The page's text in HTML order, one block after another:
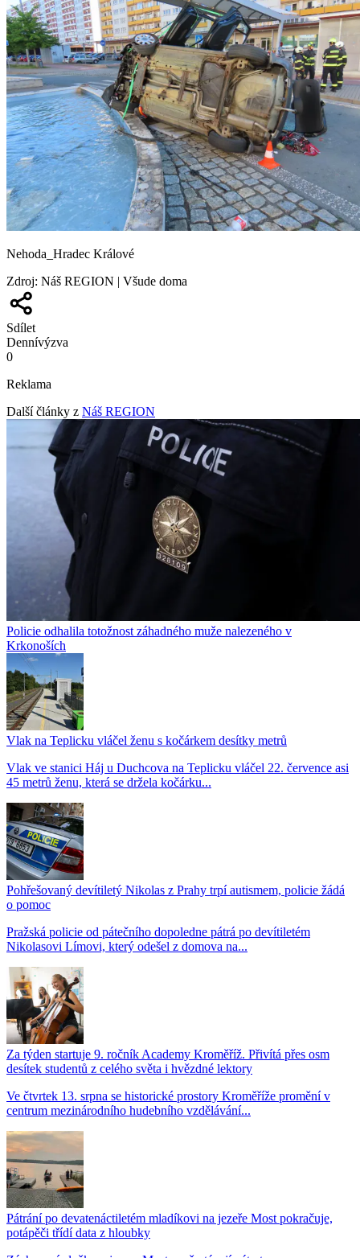
Nehoda_Hradec Králové
Zdroj: Náš REGION | Všude doma
Sdílet
Dennívýzva
0
Reklama
Další články z Náš REGION
Policie odhalila totožnost záhadného muže nalezeného v
Krkonoších
Vlak na Teplicku vláčel ženu s kočárkem desítky metrů
Vlak ve stanici Háj u Duchcova na Teplicku vláčel 22. července asi
45 metrů ženu, která se držela kočárku...
Pohřešovaný devítiletý Nikolas z Prahy trpí autismem, policie žádá
o pomoc
Pražská policie od pátečního dopoledne pátrá po devítiletém
Nikolasovi Límovi, který odešel z domova na...
Za týden startuje 9. ročník Academy Kroměříž. Přivítá přes osm
desítek studentů z celého světa i hvězdné lektory
Ve čtvrtek 13. srpna se historické prostory Kroměříže promění v
centrum mezinárodního hudebního vzdělávání...
Pátrání po devatenáctiletém mladíkovi na jezeře Most pokračuje,
potápěči třídí data z hloubky